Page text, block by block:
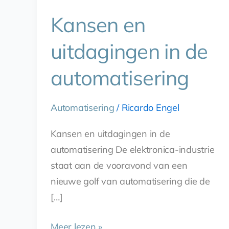
Kansen en
uitdagingen in de
automatisering
Automatisering / Ricardo Engel
Kansen en uitdagingen in de
automatisering De elektronica-industrie
staat aan de vooravond van een
nieuwe golf van automatisering die de
[…]
Meer lezen »